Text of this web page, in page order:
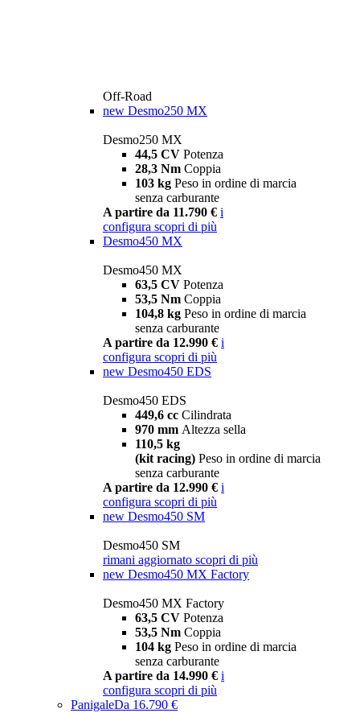
Off-Road
new Desmo250 MX
Desmo250 MX
44,5 CV Potenza
28,3 Nm Coppia
103 kg Peso in ordine di marcia
senza carburante
A partire da 11.790 € i
configura scopri di più
Desmo450 MX
Desmo450 MX
63,5 CV Potenza
53,5 Nm Coppia
104,8 kg Peso in ordine di marcia
senza carburante
A partire da 12.990 € i
configura scopri di più
new Desmo450 EDS
Desmo450 EDS
449,6 cc Cilindrata
970 mm Altezza sella
110,5 kg
(kit racing) Peso in ordine di marcia
senza carburante
A partire da 12.990 € i
configura scopri di più
new Desmo450 SM
Desmo450 SM
rimani aggiornato scopri di più
new Desmo450 MX Factory
Desmo450 MX Factory
63,5 CV Potenza
53,5 Nm Coppia
104 kg Peso in ordine di marcia
senza carburante
A partire da 14.990 € i
configura scopri di più
PanigaleDa 16.790 €